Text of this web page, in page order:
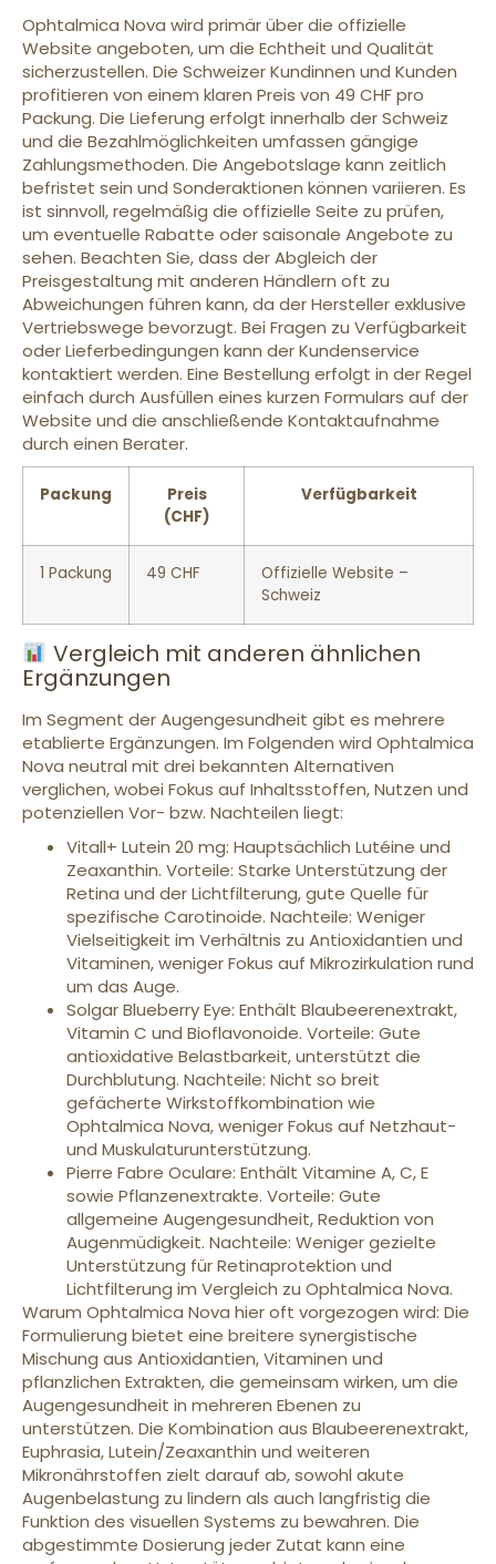
Ophtalmica Nova wird primär über die offizielle
Website angeboten, um die Echtheit und Qualität
sicherzustellen. Die Schweizer Kundinnen und Kunden
profitieren von einem klaren Preis von 49 CHF pro
Packung. Die Lieferung erfolgt innerhalb der Schweiz
und die Bezahlmöglichkeiten umfassen gängige
Zahlungsmethoden. Die Angebotslage kann zeitlich
befristet sein und Sonderaktionen können variieren. Es
ist sinnvoll, regelmäßig die offizielle Seite zu prüfen,
um eventuelle Rabatte oder saisonale Angebote zu
sehen. Beachten Sie, dass der Abgleich der
Preisgestaltung mit anderen Händlern oft zu
Abweichungen führen kann, da der Hersteller exklusive
Vertriebswege bevorzugt. Bei Fragen zu Verfügbarkeit
oder Lieferbedingungen kann der Kundenservice
kontaktiert werden. Eine Bestellung erfolgt in der Regel
einfach durch Ausfüllen eines kurzen Formulars auf der
Website und die anschließende Kontaktaufnahme
durch einen Berater.
Packung
Preis
(CHF)
Verfügbarkeit
1 Packung 49 CHF
Offizielle Website –
Schweiz
Vergleich mit anderen ähnlichen
Ergänzungen
Im Segment der Augengesundheit gibt es mehrere
etablierte Ergänzungen. Im Folgenden wird Ophtalmica
Nova neutral mit drei bekannten Alternativen
verglichen, wobei Fokus auf Inhaltsstoffen, Nutzen und
potenziellen Vor- bzw. Nachteilen liegt:
Vitall+ Lutein 20 mg: Hauptsächlich Lutéine und
Zeaxanthin. Vorteile: Starke Unterstützung der
Retina und der Lichtfilterung, gute Quelle für
spezifische Carotinoide. Nachteile: Weniger
Vielseitigkeit im Verhältnis zu Antioxidantien und
Vitaminen, weniger Fokus auf Mikrozirkulation rund
um das Auge.
Solgar Blueberry Eye: Enthält Blaubeerenextrakt,
Vitamin C und Bioflavonoide. Vorteile: Gute
antioxidative Belastbarkeit, unterstützt die
Durchblutung. Nachteile: Nicht so breit
gefächerte Wirkstoffkombination wie
Ophtalmica Nova, weniger Fokus auf Netzhaut-
und Muskulaturunterstützung.
Pierre Fabre Oculare: Enthält Vitamine A, C, E
sowie Pflanzenextrakte. Vorteile: Gute
allgemeine Augengesundheit, Reduktion von
Augenmüdigkeit. Nachteile: Weniger gezielte
Unterstützung für Retinaprotektion und
Lichtfilterung im Vergleich zu Ophtalmica Nova.
Warum Ophtalmica Nova hier oft vorgezogen wird: Die
Formulierung bietet eine breitere synergistische
Mischung aus Antioxidantien, Vitaminen und
pflanzlichen Extrakten, die gemeinsam wirken, um die
Augengesundheit in mehreren Ebenen zu
unterstützen. Die Kombination aus Blaubeerenextrakt,
Euphrasia, Lutein/Zeaxanthin und weiteren
Mikronährstoffen zielt darauf ab, sowohl akute
Augenbelastung zu lindern als auch langfristig die
Funktion des visuellen Systems zu bewahren. Die
abgestimmte Dosierung jeder Zutat kann eine